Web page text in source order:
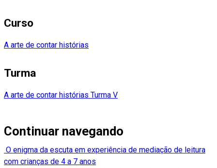
Curso
A arte de contar histórias
Turma
A arte de contar histórias Turma V
Continuar navegando
O enigma da escuta em experiência de mediação de leitura
com crianças de 4 a 7 anos